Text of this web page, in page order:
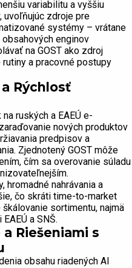
variabilitu a vyššiu
uvoľňujúc zdroje pre
systémy – vrátane
enginov
na GOST ako zdroj
a pracovné postupy
Rýchlosť
ruských a EAEÚ e-
nových produktov
predpisov a
Zjednotený GOST môže
čím sa overovanie súladu
hromadné nahrávania a
čo skráti time-to-market
sortimentu, najmä
a SNŠ.
Riešeniami s
obsahu riadených AI